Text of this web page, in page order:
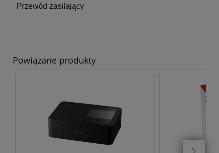
Przewód zasilający
Powiązane produkty